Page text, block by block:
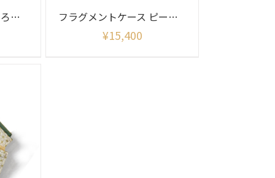
フラグメントケース いろどり柄 フラグメントケース ピーターラビット イングリッシュガーデン柄
¥15,400